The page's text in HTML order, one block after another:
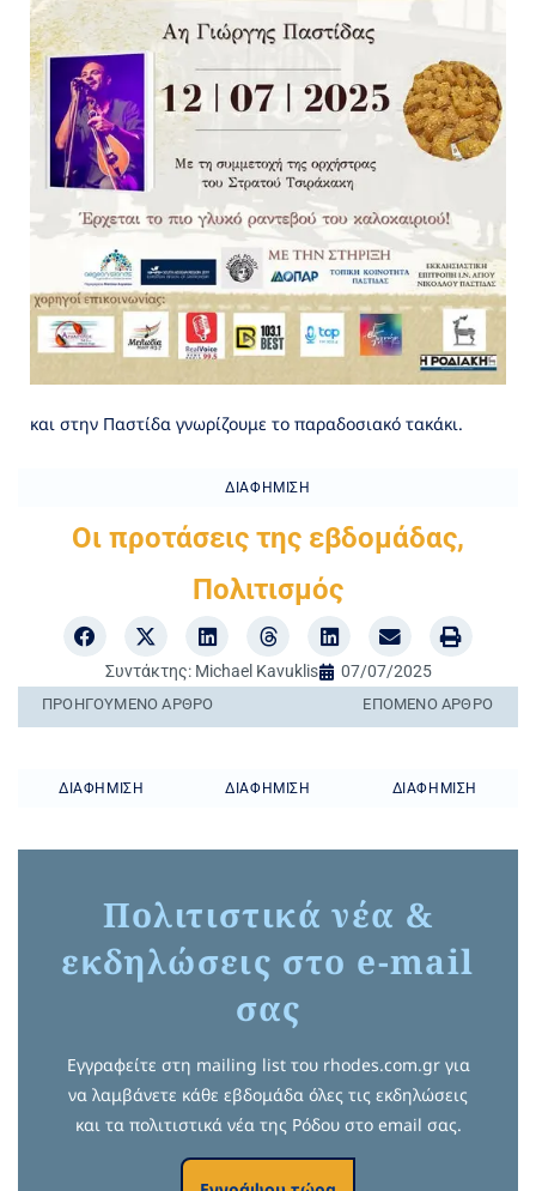
και στην Παστίδα γνωρίζουμε το παραδοσιακό τακάκι.
ΔΙΑΦΉΜΙΣΗ
Οι προτάσεις της εβδομάδας,
Πολιτισμός
Συντάκτης:Michael Kavuklis 07/07/2025
ΠΡΟΗΓΟΎΜΕΝO ΆΡΘΡΟ ΕΠΌΜΕΝΟ ΆΡΘΡΟ
ΔΙΑΦΉΜΙΣΗ ΔΙΑΦΉΜΙΣΗ ΔΙΑΦΉΜΙΣΗ
Πολιτιστικά νέα &
εκδηλώσεις στο e-mail
σας
Εγγραφείτε στη mailing list του rhodes.com.gr για
να λαμβάνετε κάθε εβδομάδα όλες τις εκδηλώσεις
και τα πολιτιστικά νέα της Ρόδου στο email σας.